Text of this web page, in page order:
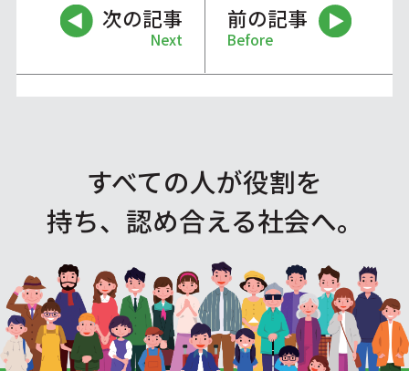
次の記事
Next
前の記事
Before
すべての人が役割を
持ち、認め合える社会へ。